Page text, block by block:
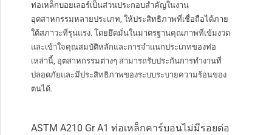
ท่อเหล็กบอยเลอร์เป็นส่วนประกอบสำคัญในงาน
อุตสาหกรรมหลายประเภท, ให้ประสิทธิภาพที่เชื่อถือได้ภาย
ใต้สภาวะที่รุนแรง. โดยยึดมั่นในมาตรฐานคุณภาพที่เข้มงวด
และเข้าใจคุณสมบัติหลักและการจำแนกประเภทของท่อ
เหล่านี้, อุตสาหกรรมต่างๆ สามารถรับประกันการทำงานที่
ปลอดภัยและมีประสิทธิภาพของระบบระบายความร้อนของ
ตนได้.
ASTM A210 Gr A1 ท่อเหล็กคาร์บอนไม่มีรอยต่อ